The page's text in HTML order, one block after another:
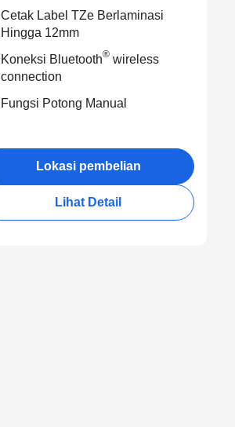
Cetak Label TZe Berlaminasi
Hingga 12mm
Koneksi Bluetooth® wireless
connection
Fungsi Potong Manual
Lokasi pembelian
Lihat Detail